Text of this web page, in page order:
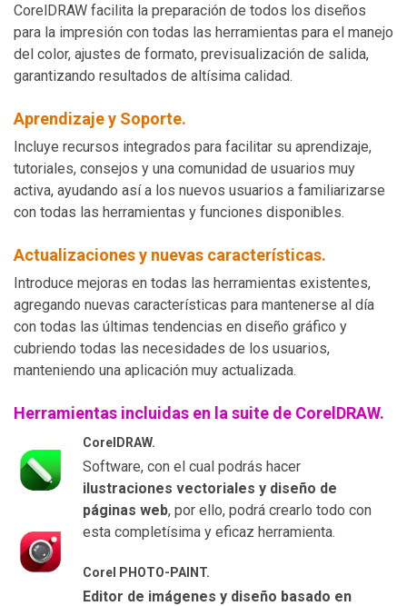
CorelDRAW facilita la preparación de todos los diseños
para la impresión con todas las herramientas para el manejo
del color, ajustes de formato, previsualización de salida,
garantizando resultados de altísima calidad.
Aprendizaje y Soporte.
Incluye recursos integrados para facilitar su aprendizaje,
tutoriales, consejos y una comunidad de usuarios muy
activa, ayudando así a los nuevos usuarios a familiarizarse
con todas las herramientas y funciones disponibles.
Actualizaciones y nuevas características.
Introduce mejoras en todas las herramientas existentes,
agregando nuevas características para mantenerse al día
con todas las últimas tendencias en diseño gráfico y
cubriendo todas las necesidades de los usuarios,
manteniendo una aplicación muy actualizada.
Herramientas incluidas en la suite de CorelDRAW.
CorelDRAW.
Software, con el cual podrás hacer
ilustraciones vectoriales y diseño de
páginas web, por ello, podrá crearlo todo con
esta completísima y eficaz herramienta.
Corel PHOTO-PAINT.
Editor de imágenes y diseño basado en